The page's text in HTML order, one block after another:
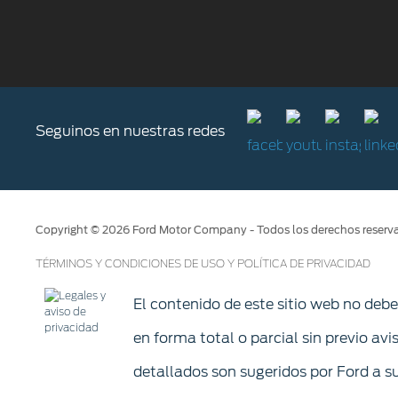
Seguinos en nuestras redes
Copyright © 2026 Ford Motor Company - Todos los derechos
TÉRMINOS Y CONDICIONES DE USO Y POLÍTICA DE PRIVACIDAD
El contenido de este sitio web no
en forma total o parcial sin previo
detallados son sugeridos por Ford a